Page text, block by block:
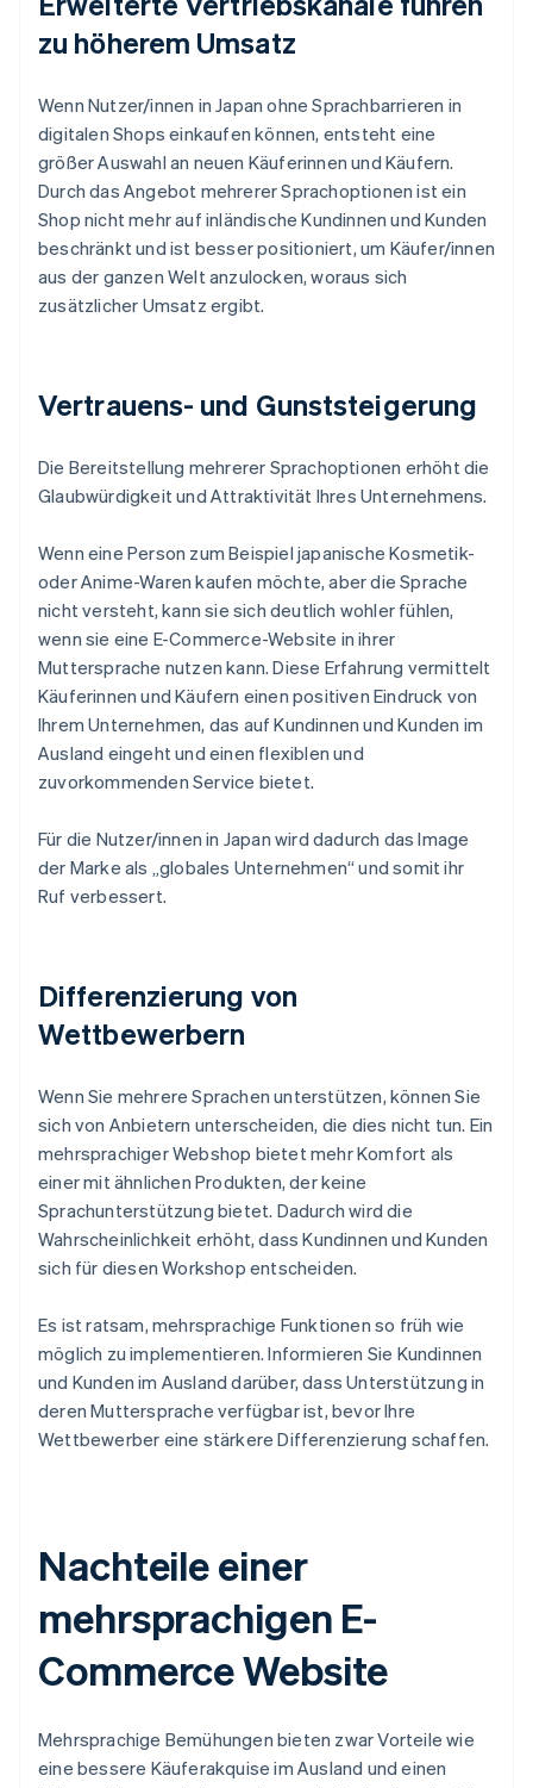
zu höherem Umsatz
Wenn Nutzer/innen in Japan ohne Sprachbarrieren in
digitalen Shops einkaufen können, entsteht eine
größer Auswahl an neuen Käuferinnen und Käufern.
Durch das Angebot mehrerer Sprachoptionen ist ein
Shop nicht mehr auf inländische Kundinnen und Kunden
beschränkt und ist besser positioniert, um Käufer/innen
aus der ganzen Welt anzulocken, woraus sich
zusätzlicher Umsatz ergibt.
Vertrauens- und Gunststeigerung
Die Bereitstellung mehrerer Sprachoptionen erhöht die
Glaubwürdigkeit und Attraktivität Ihres Unternehmens.
Wenn eine Person zum Beispiel japanische Kosmetik-
oder Anime-Waren kaufen möchte, aber die Sprache
nicht versteht, kann sie sich deutlich wohler fühlen,
wenn sie eine E-Commerce-Website in ihrer
Muttersprache nutzen kann. Diese Erfahrung vermittelt
Käuferinnen und Käufern einen positiven Eindruck von
Ihrem Unternehmen, das auf Kundinnen und Kunden im
Ausland eingeht und einen flexiblen und
zuvorkommenden Service bietet.
Für die Nutzer/innen in Japan wird dadurch das Image
der Marke als „globales Unternehmen“ und somit ihr
Ruf verbessert.
Differenzierung von
Wettbewerbern
Wenn Sie mehrere Sprachen unterstützen, können Sie
sich von Anbietern unterscheiden, die dies nicht tun. Ein
mehrsprachiger Webshop bietet mehr Komfort als
einer mit ähnlichen Produkten, der keine
Sprachunterstützung bietet. Dadurch wird die
Wahrscheinlichkeit erhöht, dass Kundinnen und Kunden
sich für diesen Workshop entscheiden.
Es ist ratsam, mehrsprachige Funktionen so früh wie
möglich zu implementieren. Informieren Sie Kundinnen
und Kunden im Ausland darüber, dass Unterstützung in
deren Muttersprache verfügbar ist, bevor Ihre
Wettbewerber eine stärkere Differenzierung schaffen.
Nachteile einer
mehrsprachigen E-
Commerce Website
Mehrsprachige Bemühungen bieten zwar Vorteile wie
eine bessere Käuferakquise im Ausland und einen